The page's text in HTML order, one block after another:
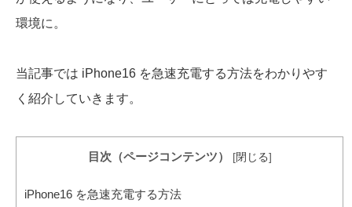
環境に。
当記事では iPhone16 を急速充電する方法をわかりやす
く紹介していきます。
目次（ページコンテンツ） [閉じる]
iPhone16 を急速充電する方法